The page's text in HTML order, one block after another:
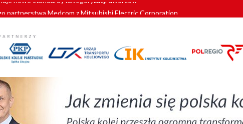
partnerstwa Medcom z Mitsubishi Electric Corporation
znów szuka dostawcy nowych EZT
kolejowych w północnej Wielkopolsce. Łatwiejsze dojazdy do pracy i szkoły
nowe standardy kategoryzacji dworców